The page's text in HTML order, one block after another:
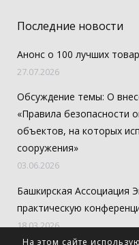
Последние новости
Анонс о 100 лучших
27.07.2026
Обсуждение темы: О
«Правила безопасности
объектов, на которых
сооружения»
03.06.2026
Башкирская Ассоциация
практическую
18.03.2026
На этом сайте